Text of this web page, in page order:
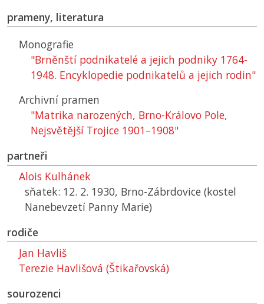
prameny, literatura
Monografie
"Brněnští podnikatelé a jejich podniky 1764-
1948. Encyklopedie podnikatelů a jejich rodin"
Archivní pramen
"Matrika narozených, Brno-Královo Pole,
Nejsvětější Trojice 1901–1908"
partneři
Alois Kulhánek
sňatek: 12. 2. 1930, Brno-Zábrdovice (kostel
Nanebevzetí Panny Marie)
rodiče
Jan Havliš
Terezie Havlišová (Štikařovská)
sourozenci